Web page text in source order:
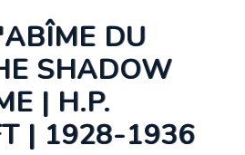
DU
SHADOW
| H.P.
| 1928-1936